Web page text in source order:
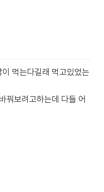
먹는다길래 먹고있었는
꿔보려고하는데 다들 어